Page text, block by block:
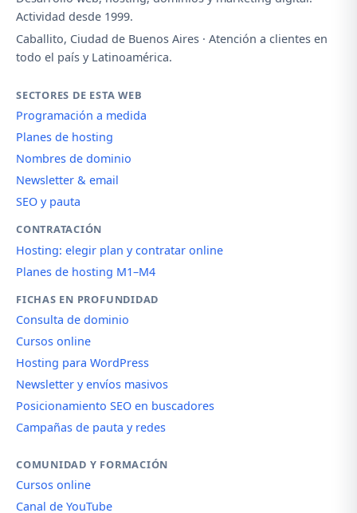
Actividad desde 1999.
Caballito, Ciudad de Buenos Aires · Atención a clientes en
todo el país y Latinoamérica.
SECTORES DE ESTA WEB
Programación a medida
Planes de hosting
Nombres de dominio
Newsletter & email
SEO y pauta
CONTRATACIÓN
Hosting: elegir plan y contratar online
Planes de hosting M1–M4
FICHAS EN PROFUNDIDAD
Consulta de dominio
Cursos online
Hosting para WordPress
Newsletter y envíos masivos
Posicionamiento SEO en buscadores
Campañas de pauta y redes
COMUNIDAD Y FORMACIÓN
Cursos online
Canal de YouTube